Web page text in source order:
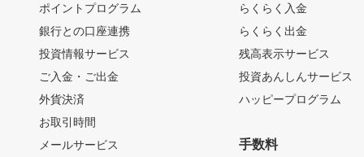
ポイントプログラム
銀行との口座連携
投資情報サービス
ご入金・ご出金
外貨決済
お取引時間
メールサービス
らくらく入金
らくらく出金
残高表示サービス
投資あんしんサービス
ハッピープログラム
手数料